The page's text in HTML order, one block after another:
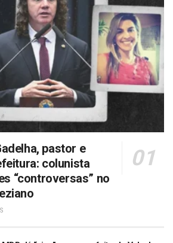
pastor e
colunista
“controversas” no